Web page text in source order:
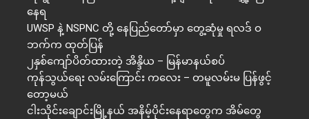
နေရ
UWSP နဲ့ NSPNC တို့ နေပြည်တော်မှာ တွေ့ဆုံမှု ရလဒ် ဝ
ဘက်က ထုတ်ပြန်
၂နှစ်​ကျော်ပိတ်ထားတဲ့ အိန္ဒိယ – မြန်မာနယ်စပ်
ကုန်သွယ်ရေး လမ်းကြောင်း ကလေး – တမူလမ်းမ ပြန်ဖွင့်
တော့မယ်
ငါးသိုင်းချောင်းမြို့နယ် အနိမ့်ပိုင်းနေရာတွေက အိမ်​တွေ